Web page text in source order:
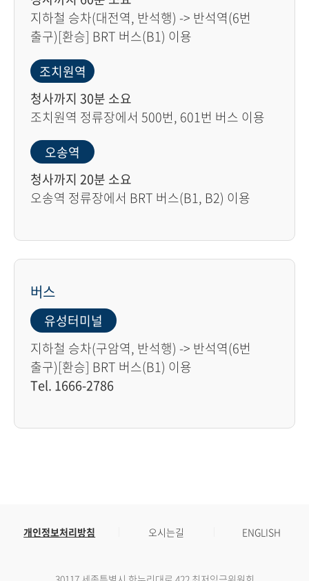
지하철 승차(대전역, 반석행) -> 반석역(6번
출구)[환승] BRT 버스(B1) 이용
조치원역
청사까지 30분 소요
조치원역 정류장에서 500번, 601번 버스 이용
오송역
청사까지 20분 소요
오송역 정류장에서 BRT 버스(B1, B2) 이용
버스
유성터미널
지하철 승차(구암역, 반석행) -> 반석역(6번
출구)[환승] BRT 버스(B1) 이용
Tel. 1666-2786
개인정보처리방침 오시는길 ENGLISH